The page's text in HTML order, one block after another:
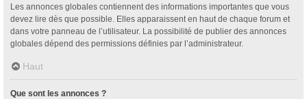
Les annonces globales contiennent des informations importantes que vous
devez lire dès que possible. Elles apparaissent en haut de chaque forum et
dans votre panneau de l’utilisateur. La possibilité de publier des annonces
globales dépend des permissions définies par l’administrateur.
Haut
Que sont les annonces ?